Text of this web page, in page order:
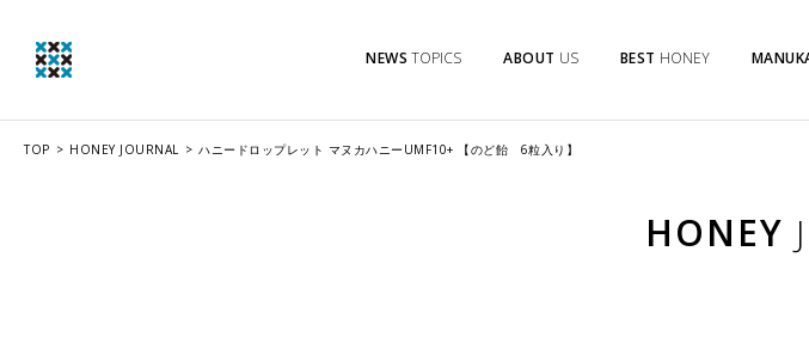
NEWS TOPICS ABOUT US BEST HONEY
TOP HONEY JOURNAL ハニードロップレット マヌカハニーUMF10+ 【のど飴 6粒入り】
HONEY